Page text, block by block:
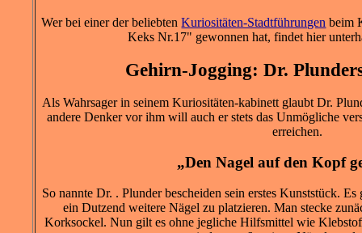
Wer bei einer der beliebtenKuriositäten-Stadtführungen beim
Keks Nr.17" gewonnen hat, findet hier
Gehirn-Jogging: Dr.
Als Wahrsager in seinem Kuriositäten-kabinett glaubt Dr.
andere Denker vor ihm will auch er stets das Unmögliche
erreichen.
„Den Nagel auf den Kopf
So nannte Dr. . Plunder bescheiden sein erstes Kunststück.
ein Dutzend weitere Nägel zu platzieren. Man stecke
Korksockel. Nun gilt es ohne jegliche Hilfsmittel wie